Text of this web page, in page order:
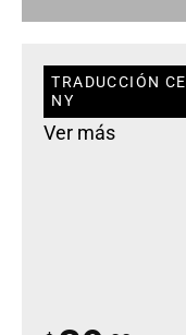
TRADUCCIÓN
NY
Ver más